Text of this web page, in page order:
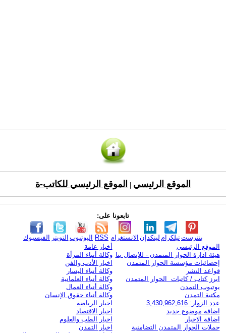
الموقع الرئيسي الموقع الرئيسي للكاتب-ة
تابعونا على:
الفيسبوك التويتر اليوتيوب RSS الانستغرام لينكدإن تيلكرامبنترست
الموقع الرئيسي
هيئة ادارة الحوار المتمدن - للإتصال بنا
إحصائيات مؤسسة الحوار المتمدن
قواعد النشر
ابرز كتاب / كاتبات الحوار المتمدن
يوتيوب التمدن
مكتبة التمدن
عدد الزوار: 3,430,962,616
اضافة موضوع جديد
اضافة الاخبار
حملات الحوار المتمدن التضامنية
أخبار عامة
وكالة أنباء المرأة
اخبار الأدب والفن
وكالة أنباء اليسار
وكالة أنباء العلمانية
وكالة أنباء العمال
وكالة أنباء حقوق الإنسان
اخبار الرياضة
اخبار الاقتصاد
اخبار الطب والعلوم
اخبار التمدن